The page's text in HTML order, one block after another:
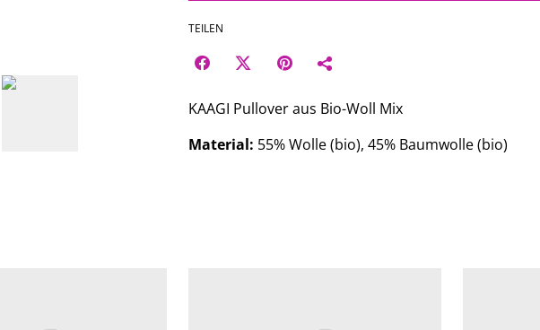
TEILEN
KAAGI Pullover aus Bio-Woll Mix
Material: 55% Wolle (bio), 45% Baumwolle (bio)